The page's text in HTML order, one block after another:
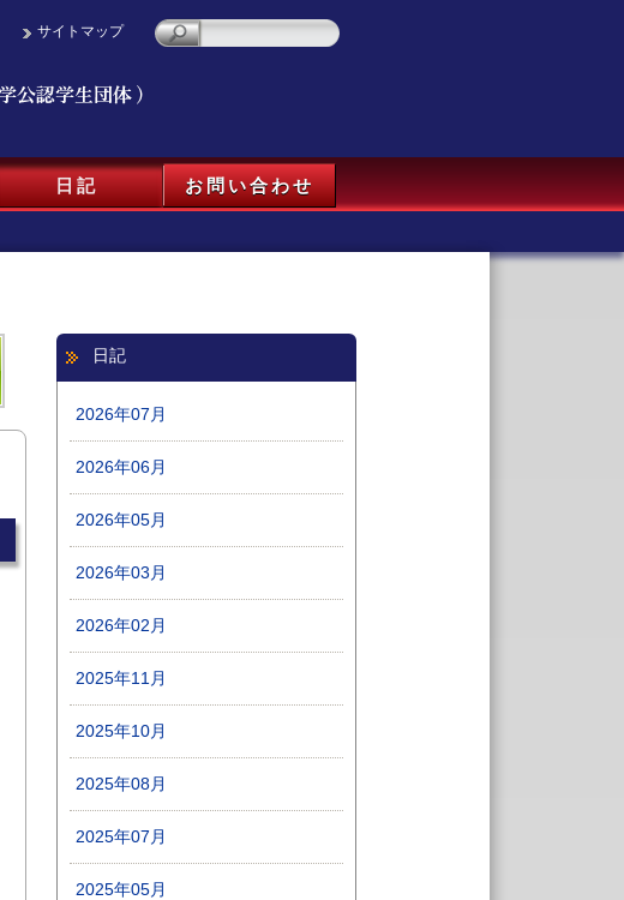
サイトマップ
日記 お問い合わせ
日記
2026年07月
2026年06月
2026年05月
2026年03月
2026年02月
2025年11月
2025年10月
2025年08月
2025年07月
2025年05月